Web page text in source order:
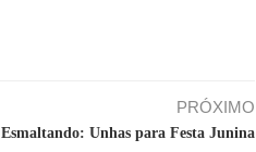
PRÓXIMO
Esmaltando: Unhas para Festa Junina